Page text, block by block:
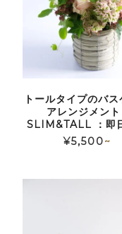
トールタイプのバス
アレンジメン
SLIM&TALL ：即
¥5,500~